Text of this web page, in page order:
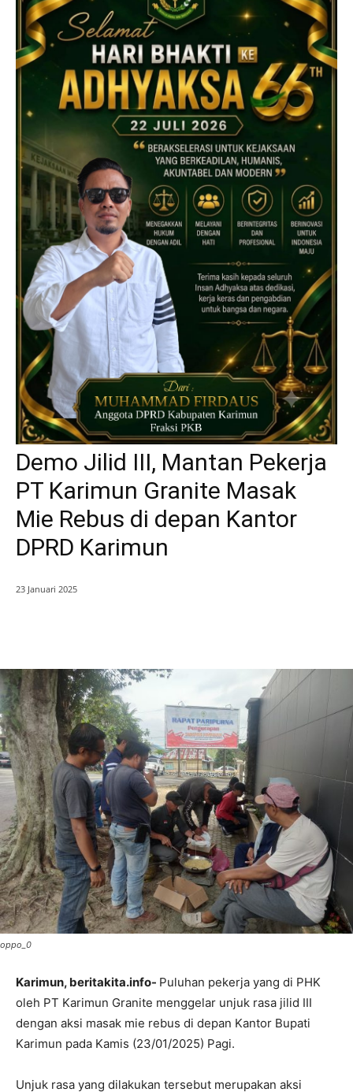
Demo Jilid III, Mantan Pekerja
PT Karimun Granite Masak
Mie Rebus di depan Kantor
DPRD Karimun
23 Januari 2025
oppo_0
Karimun, beritakita.info- Puluhan pekerja yang di PHK
oleh PT Karimun Granite menggelar unjuk rasa jilid III
dengan aksi masak mie rebus di depan Kantor Bupati
Karimun pada Kamis (23/01/2025) Pagi.
Unjuk rasa yang dilakukan tersebut merupakan aksi